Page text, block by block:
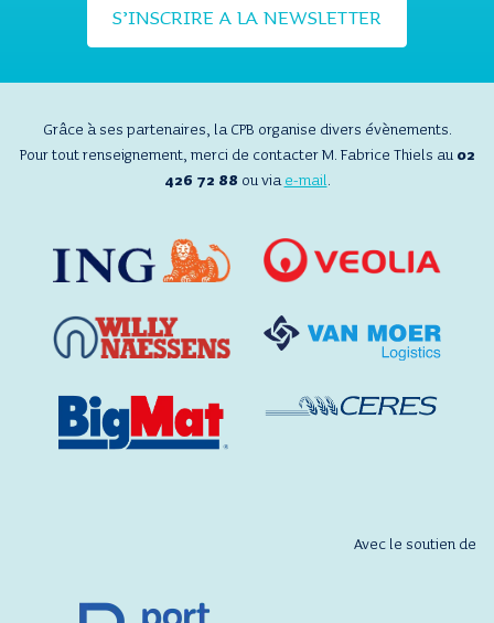
S’INSCRIRE A LA NEWSLETTER
Grâce à ses partenaires, la CPB organise divers évènements.
Pour tout renseignement, merci de contacter M. Fabrice Thiels au 02
426 72 88 ou viae-mail.
Avec le soutien de